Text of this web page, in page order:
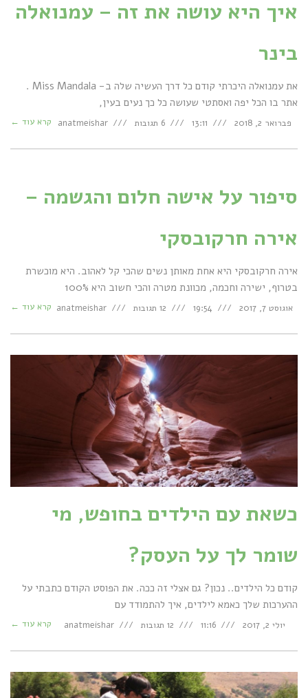
איך היא עושה את זה – עמנואלה
בינר
את עמנואלה היכרתי קודם כל דרך העשיה שלה ב- Miss Mandala .
אתר בו הכל יפה ואסתטי שעושה כל כך נעים בעין,
פברואר 2, 2018 13:11 6 תגובות anatmeishar קרא עוד ←
סיפור על אישה חלום והגשמה –
אירה חרקובסקי
אירה חרקובסקי היא אחת מאותן נשים שהכי קל לאהוב. היא מוכשרת
בטרוף, ישירה וחכמה, מכוונת מטרה והכי חשוב היא 100%
אוגוסט 7, 2017 19:54 12 תגובות anatmeishar קרא עוד ←
כשאת עם הילדים בחופש, מי
שומר לך על העסק?
קודם כל הילדים.. נכון? גם אצלי זה ככה. את הפוסט הקודם כתבתי על
ההערכות שלך כאמא לילדים, איך להתמודד עם
יולי 2, 2017 11:16 12 תגובות anatmeishar קרא עוד ←